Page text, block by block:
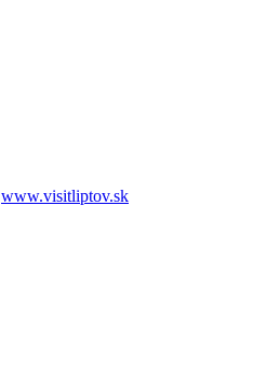
www.visitliptov.sk